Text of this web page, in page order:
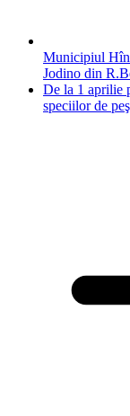
Municipiul
Jodino din
De la 1 aprilie
speciilor de